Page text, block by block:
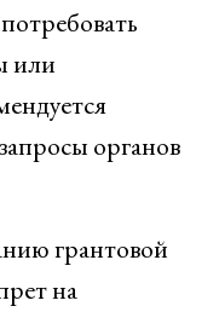
или
органов
грантовой
на